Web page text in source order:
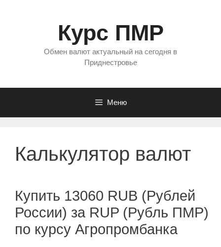
Курс ПМР
Обмен валют актуальный на сегодня в
Приднестровье
Меню
Калькулятор валют
Купить 13060 RUB (Рублей
России) за RUP (Рубль ПМР)
по курсу Агропромбанка